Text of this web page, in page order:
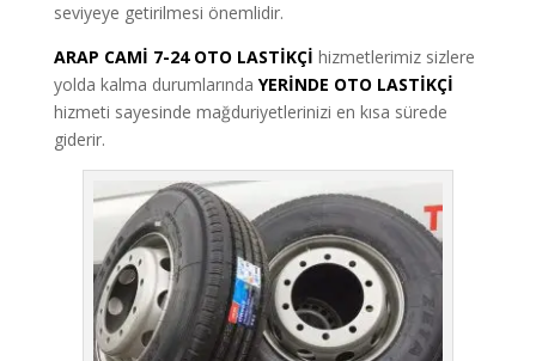
seviyeye getirilmesi önemlidir.
ARAP CAMİ 7-24 OTO LASTİKÇİ hizmetlerimiz sizlere
yolda kalma durumlarında YERİNDE OTO LASTİKÇİ
hizmeti sayesinde mağduriyetlerinizi en kısa sürede
giderir.